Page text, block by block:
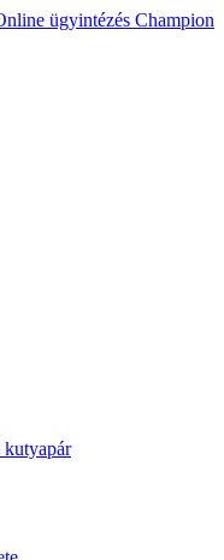
ügyintézés Champion
kutyapár